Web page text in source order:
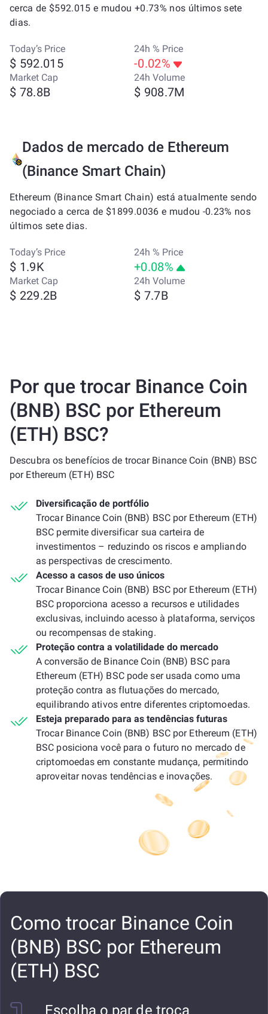
cerca de $592.015 e mudou +0.73% nos últimos sete
dias.
Today’s Price
$ 592.015
24h % Price
-0.02%
Market Cap
$ 78.8B
24h Volume
$ 908.7M
Dados de mercado de Ethereum
(Binance Smart Chain)
Ethereum (Binance Smart Chain) está atualmente sendo
negociado a cerca de $1899.0036 e mudou -0.23% nos
últimos sete dias.
Today’s Price
$ 1.9K
24h % Price
+0.08%
Market Cap
$ 229.2B
24h Volume
$ 7.7B
Por que trocar Binance Coin
(BNB) BSC por Ethereum
(ETH) BSC?
Descubra os benefícios de trocar Binance Coin (BNB) BSC
por Ethereum (ETH) BSC
Diversificação de portfólio
Trocar Binance Coin (BNB) BSC por Ethereum (ETH)
BSC permite diversificar sua carteira de
investimentos – reduzindo os riscos e ampliando
as perspectivas de crescimento.
Acesso a casos de uso únicos
Trocar Binance Coin (BNB) BSC por Ethereum (ETH)
BSC proporciona acesso a recursos e utilidades
exclusivas, incluindo acesso à plataforma, serviços
ou recompensas de staking.
Proteção contra a volatilidade do mercado
A conversão de Binance Coin (BNB) BSC para
Ethereum (ETH) BSC pode ser usada como uma
proteção contra as flutuações do mercado,
equilibrando ativos entre diferentes criptomoedas.
Esteja preparado para as tendências futuras
Trocar Binance Coin (BNB) BSC por Ethereum (ETH)
BSC posiciona você para o futuro no mercado de
criptomoedas em constante mudança, permitindo
aproveitar novas tendências e inovações.
Como trocar Binance Coin
(BNB) BSC por Ethereum
(ETH) BSC
Escolha o par de troca